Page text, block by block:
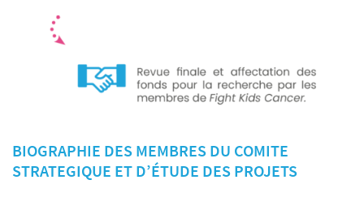
BIOGRAPHIE DES MEMBRES DU COMITE
STRATEGIQUE ET D’ÉTUDE DES PROJETS